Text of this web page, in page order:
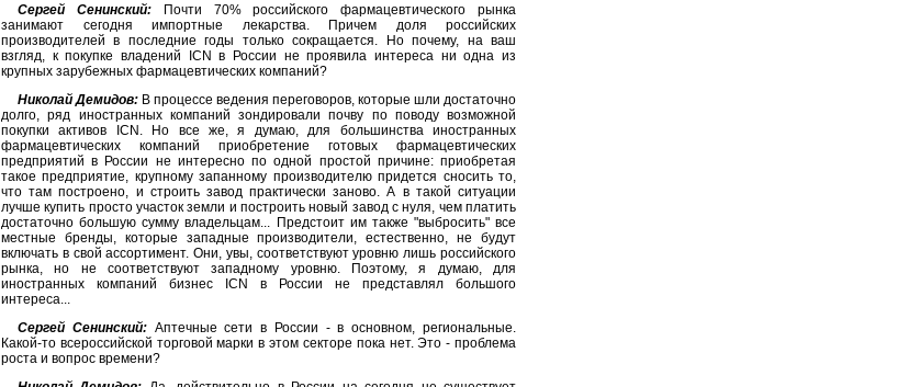
Сергей Сенинский:Почти 70% российского фармацевтического рынка
занимают сегодня импортные лекарства. Причем доля российских
производителей в последние годы только сокращается. Но почему, на ваш
взгляд, к покупке владений ICN в России не проявила интереса ни одна из
крупных зарубежных фармацевтических компаний?
Николай Демидов: В процессе ведения переговоров, которые шли достаточно
долго, ряд иностранных компаний зондировали почву по поводу возможной
покупки активов ICN. Но все же, я думаю, для большинства иностранных
фармацевтических компаний приобретение готовых фармацевтических
предприятий в России не интересно по одной простой причине: приобретая
такое предприятие, крупному запанному производителю придется сносить то,
что там построено, и строить завод практически заново. А в такой ситуации
лучше купить просто участок земли и построить новый завод с нуля, чем платить
достаточно большую сумму владельцам... Предстоит им также "выбросить" все
местные бренды, которые западные производители, естественно, не будут
включать в свой ассортимент. Они, увы, соответствуют уровню лишь российского
рынка, но не соответствуют западному уровню. Поэтому, я думаю, для
иностранных компаний бизнес ICN в России не представлял большого
интереса...
Сергей Сенинский:Аптечные сети в России - в основном, региональные.
Какой-то всероссийской торговой марки в этом секторе пока нет. Это - проблема
роста и вопрос времени?